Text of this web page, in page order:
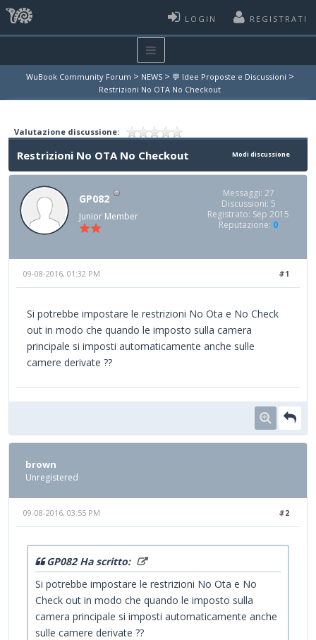
LOGIN REGISTRATI
WuBook Community Forum > NEWS > 💬 Idee Proposte e Discussioni >
Restrizioni No OTA No Checkout
Valutazione discussione:
Modi discussione
Restrizioni No OTA No Checkout
GP082
Junior Member
Messaggi: 27
Discussioni: 5
Registrato: Sep 2015
Reputazione: 0
#1
09-08-2016, 01:32 PM
Si potrebbe impostare le restrizioni No Ota e No Check
out in modo che quando le imposto sulla camera
principale si imposti automaticamente anche sulle
camere derivate ??
brown
Unregistered
#2
09-08-2016, 03:55 PM
GP082 Ha scritto:
Si potrebbe impostare le restrizioni No Ota e No
Check out in modo che quando le imposto sulla
camera principale si imposti automaticamente anche
sulle camere derivate ??